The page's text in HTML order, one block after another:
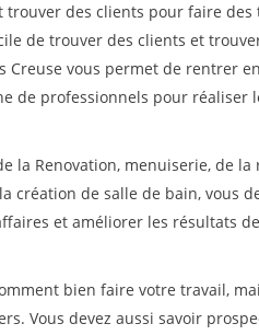
des clients pour faire des
de trouver des clients et
vous permet de rentrer
de professionnels pour réaliser
la Renovation, menuiserie, de la
création de salle de bain, vous
et améliorer les résultats
bien faire votre travail,
Vous devez aussi savoir